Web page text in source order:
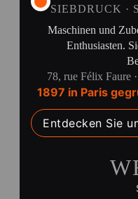
SIEBDRUCK ·
Maschinen und
Enthusiasten.
78, rue Félix Faure
1897 in Paris
Entdecken Sie